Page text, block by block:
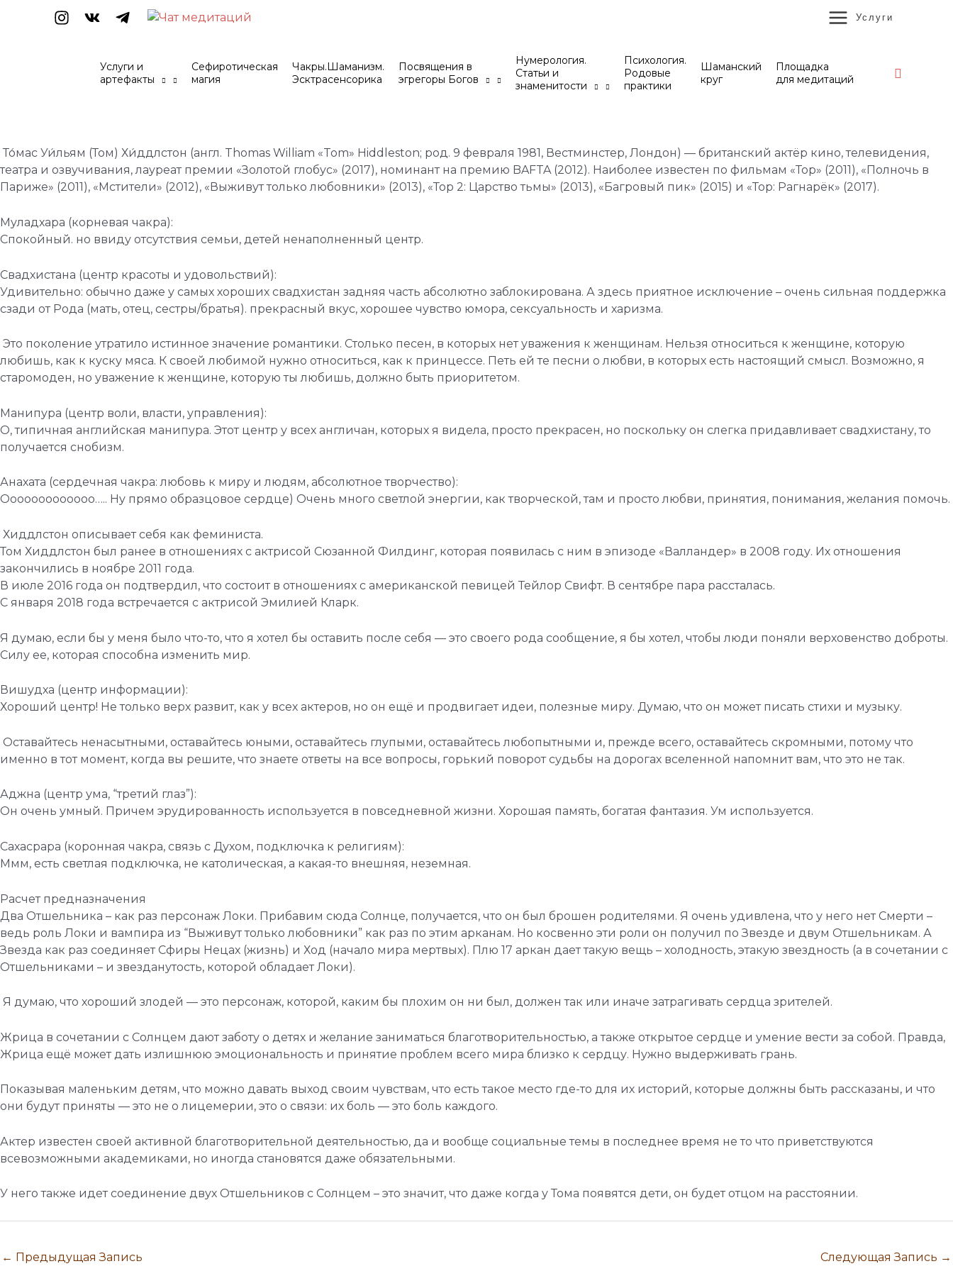
MAIN
Услуги
Услуги и
артефакты
Сефиротическая
магия
Чакры.Шаманизм.
Эсктрасенсорика
Посвящения в
эгрегоры Богов
Нумерология.
Статьи и
знаменитости
Психология.
Родовые
практики
Шаманский
круг
Площадка
для медитаций
Поиск
То́мас Уи́льям (Том) Хи́ддлстон (англ. Thomas William «Tom» Hiddleston; род. 9 февраля 1981, Вестминстер, Лондон) — британский актёр кино, телевидения,
театра и озвучивания, лауреат премии «Золотой глобус» (2017), номинант на премию BAFTA (2012). Наиболее известен по фильмам «Тор» (2011), «Полночь в
Париже» (2011), «Мстители» (2012), «Выживут только любовники» (2013), «Тор 2: Царство тьмы» (2013), «Багровый пик» (2015) и «Тор: Рагнарёк» (2017).
Муладхара (корневая чакра):
Спокойный. но ввиду отсутствия семьи, детей ненаполненный центр.
Свадхистана (центр красоты и удовольствий):
Удивительно: обычно даже у самых хороших свадхистан задняя часть абсолютно заблокирована. А здесь приятное исключение – очень сильная поддержка
сзади от Рода (мать, отец, сестры/братья). прекрасный вкус, хорошее чувство юмора, сексуальность и харизма.
Это поколение утратило истинное значение романтики. Столько песен, в которых нет уважения к женщинам. Нельзя относиться к женщине, которую
любишь, как к куску мяса. К своей любимой нужно относиться, как к принцессе. Петь ей те песни о любви, в которых есть настоящий смысл. Возможно, я
старомоден, но уважение к женщине, которую ты любишь, должно быть приоритетом.
Манипура (центр воли, власти, управления):
О, типичная английская манипура. Этот центр у всех англичан, которых я видела, просто прекрасен, но поскольку он слегка придавливает свадхистану, то
получается снобизм.
Анахата (сердечная чакра: любовь к миру и людям, абсолютное творчество):
Ооооооооооооо….. Ну прямо образцовое сердце) Очень много светлой энергии, как творческой, там и просто любви, принятия, понимания, желания помочь.
Хиддлстон описывает себя как феминиста.
Том Хиддлстон был ранее в отношениях с актрисой Сюзанной Филдинг, которая появилась с ним в эпизоде «Валландер» в 2008 году. Их отношения
закончились в ноябре 2011 года.
В июле 2016 года он подтвердил, что состоит в отношениях с американской певицей Тейлор Свифт. В сентябре пара рассталась.
С января 2018 года встречается с актрисой Эмилией Кларк.
Я думаю, если бы у меня было что-то, что я хотел бы оставить после себя — это своего рода сообщение, я бы хотел, чтобы люди поняли верховенство доброты.
Силу ее, которая способна изменить мир.
Вишудха (центр информации):
Хороший центр! Не только верх развит, как у всех актеров, но он ещё и продвигает идеи, полезные миру. Думаю, что он может писать стихи и музыку.
Оставайтесь ненасытными, оставайтесь юными, оставайтесь глупыми, оставайтесь любопытными и, прежде всего, оставайтесь скромными, потому что
именно в тот момент, когда вы решите, что знаете ответы на все вопросы, горький поворот судьбы на дорогах вселенной напомнит вам, что это не так.
Аджна (центр ума, “третий глаз”):
Он очень умный. Причем эрудированность используется в повседневной жизни. Хорошая память, богатая фантазия. Ум используется.
Сахасрара (коронная чакра, связь с Духом, подключка к религиям):
Ммм, есть светлая подключка, не католическая, а какая-то внешняя, неземная.
Расчет предназначения
Два Отшельника – как раз персонаж Локи. Прибавим сюда Солнце, получается, что он был брошен родителями. Я очень удивлена, что у него нет Смерти –
ведь роль Локи и вампира из “Выживут только любовники” как раз по этим арканам. Но косвенно эти роли он получил по Звезде и двум Отшельникам. А
Звезда как раз соединяет Сфиры Нецах (жизнь) и Ход (начало мира мертвых). Плю 17 аркан дает такую вещь – холодность, этакую звездность (а в сочетании с
Отшельниками – и звезданутость, которой обладает Локи).
Я думаю, что хороший злодей — это персонаж, которой, каким бы плохим он ни был, должен так или иначе затрагивать сердца зрителей.
Жрица в сочетании с Солнцем дают заботу о детях и желание заниматься благотворительностью, а также открытое сердце и умение вести за собой. Правда,
Жрица ещё может дать излишнюю эмоциональность и принятие проблем всего мира близко к сердцу. Нужно выдерживать грань.
Показывая маленьким детям, что можно давать выход своим чувствам, что есть такое место где-то для их историй, которые должны быть рассказаны, и что
они будут приняты — это не о лицемерии, это о связи: их боль — это боль каждого.
Актер известен своей активной благотворительной деятельностью, да и вообще социальные темы в последнее время не то что приветствуются
всевозможными академиками, но иногда становятся даже обязательными.
У него также идет соединение двух Отшельников с Солнцем – это значит, что даже когда у Тома появятся дети, он будет отцом на расстоянии.
записям
← Предыдущая Запись Следующая Запись →